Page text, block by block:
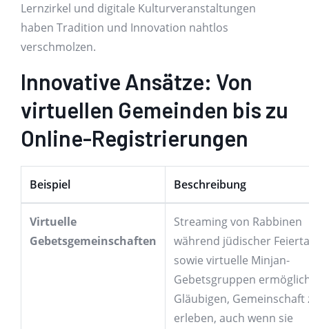
Lernzirkel und digitale Kulturveranstaltungen
haben Tradition und Innovation nahtlos
verschmolzen.
Innovative Ansätze: Von
virtuellen Gemeinden bis zu
Online-Registrierungen
Beispiel Beschreibung
Virtuelle
Gebetsgemeinschaften
Streaming von Rabbinen
während jüdischer
sowie virtuelle Minjan-
Gebetsgruppen
Gläubigen, Gemeinschaft
erleben, auch wenn sie